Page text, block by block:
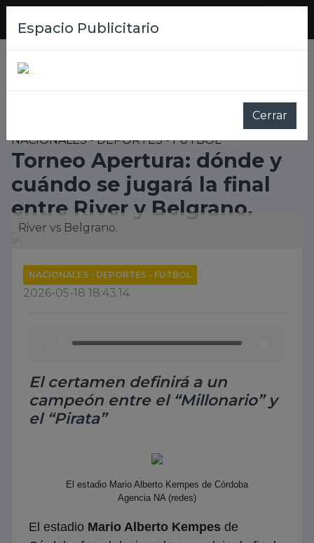
ECOS DE LIBERTAD
NACIONALES - DEPORTES - FUTBOL
Torneo Apertura: dónde y
cuándo se jugará la final
entre River y Belgrano.
River vs Belgrano.
NACIONALES - DEPORTES - FUTBOL
2026-05-18 18:43:14
El certamen definirá a un
campeón entre el “Millonario” y
el “Pirata”
El estadio Mario Alberto Kempes de Córdoba
Agencia NA (redes)
El estadio Mario Alberto Kempes de
Espacio Publicitario
Cerrar